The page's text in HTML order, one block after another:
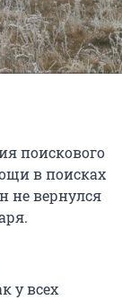
поискового
в поисках
не вернулся
у всех